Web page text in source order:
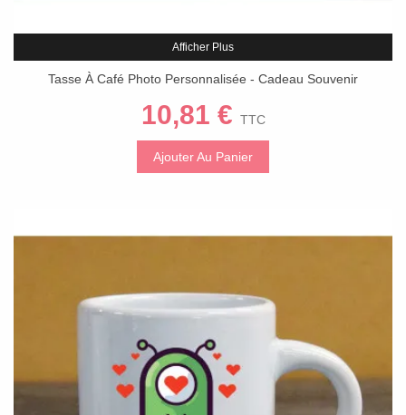
Afficher Plus
Tasse À Café Photo Personnalisée - Cadeau Souvenir
10,81 € TTC
Ajouter Au Panier